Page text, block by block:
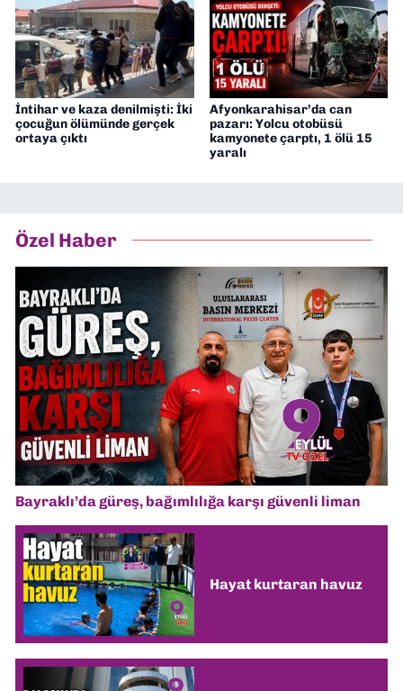
İntihar ve kaza denilmişti: İki
çocuğun ölümünde gerçek
ortaya çıktı
Afyonkarahisar’da can
pazarı: Yolcu otobüsü
kamyonete çarptı, 1 ölü 15
yaralı
Özel Haber
Bayraklı’da güreş, bağımlılığa karşı güvenli liman
Hayat kurtaran havuz